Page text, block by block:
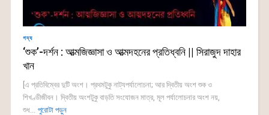
গদ্য
‘শুক’-দর্শন : আত্মজিজ্ঞাসা ও আত্মদহনের প্রতিধ্বনি || সিরাজুদ দাহার
খান
[এ প্রতিবিম্বের দুটি অংশ। প্রথমটুকু নাট্যপর্যালোচনা; আর দ্বিতীয় অংশ শুক ও
শিখণ্ডীজীবন। দ্বিতীয় অংশটুকু বাড়তি সংযোজন মাত্র, মূল পর্যালোচনার অংশ নয়,
শুধ... পুরোটা পড়ুন